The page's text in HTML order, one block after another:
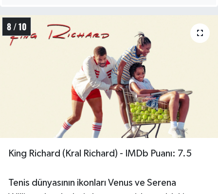
8 / 10
King Richard (Kral Richard) - IMDb Puanı: 7.5
Tenis dünyasının ikonları Venus ve Serena